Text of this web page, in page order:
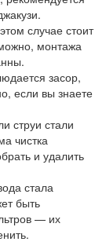
случае стоит
монтажа
засор,
если вы знаете
струи стали
чистка
и удалить
стала
быть
— их